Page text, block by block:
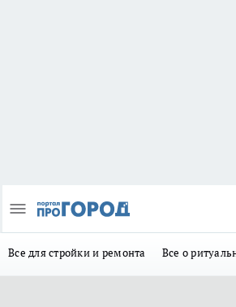
Все для стройки и ремонта Все о